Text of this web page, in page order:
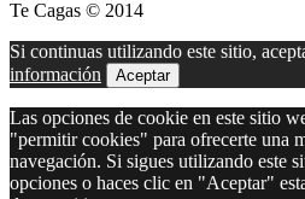
Te Cagas © 2014
Si continuas utilizando este sitio,
información
Aceptar
Las opciones de cookie en este sitio
"permitir cookies" para ofrecerte una
navegación. Si sigues utilizando este
opciones o haces clic en "Aceptar"